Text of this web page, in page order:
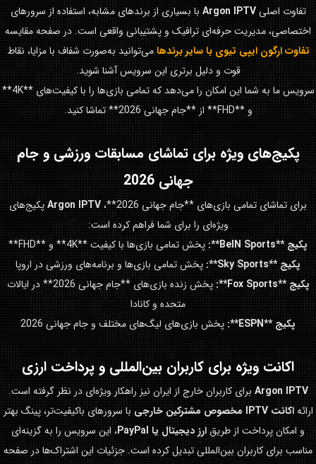
تفاوت اصلیArgon IPTV با بسیاری از برندهای مشابه، استفاده از سرورهای
اختصاصی، مدیریت حرفه‌ای ترافیک و پشتیبانی واقعی است. در صفحه مقایسه
تفاوت ارگون ایپی تیوی با سایر برندها می‌توانید به‌صورت شفاف با مزایا، نقاط
قوت و دلیل برتری این سرویس آشنا شوید.
سرویس ما به شما این امکان را می‌دهد که تمامی بازی‌ها را با کیفیت‌های **4K**
و **FHD** از **جام جهانی 2026** تماشا کنید.
پکیج‌های ویژه برای تماشای مسابقات ورزشی وجام
جهانی 2026
برای تماشای تمامی بازی‌های **جام جهانی 2026**، Argon IPTVپکیج‌های
ویژه‌ای را برای شما فراهم کرده است:
پکیج **BeIN Sports**:
پخش تمامی بازی‌ها با کیفیت **4K** و **FHD**
پکیج **Sky Sports**:
پخش تمامی بازی‌ها و برنامه‌های ورزشی در اروپا
پکیج **Fox Sports**:
پخش زنده بازی‌های **جام جهانی 2026** در ایالات
متحده و کانادا
پکیج **ESPN**:
پخش بازی‌های لیگ‌های مختلف و جام جهانی 2026
اکانت ویژه برای کاربران بین‌المللی و پرداخت ارزی
Argon IPTV برای کاربران خارج از ایران نیز راهکار ویژه‌ای در نظر گرفته است.
ارائهاکانت IPTV مخصوص مشترکین خارجی
با سرورهای باکیفیت‌تر، پینگ بهتر
و امکان پرداخت از طریق ارز دیجیتال یا PayPal
، این سرویس را به گزینه‌ای
مناسب برای کاربران بین‌المللی تبدیل کرده است. جزئیات این اشتراک‌ها در صفحه